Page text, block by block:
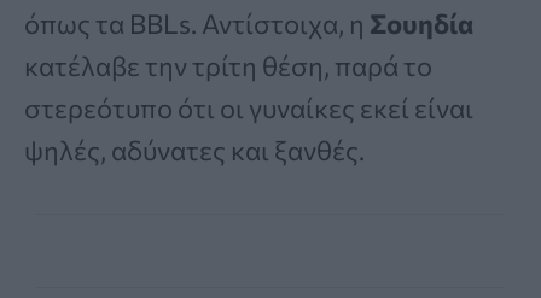
όπως τα BBLs. Αντίστοιχα, η Σουηδία
κατέλαβε την τρίτη θέση, παρά το
στερεότυπο ότι οι γυναίκες εκεί είναι
ψηλές, αδύνατες και ξανθές.